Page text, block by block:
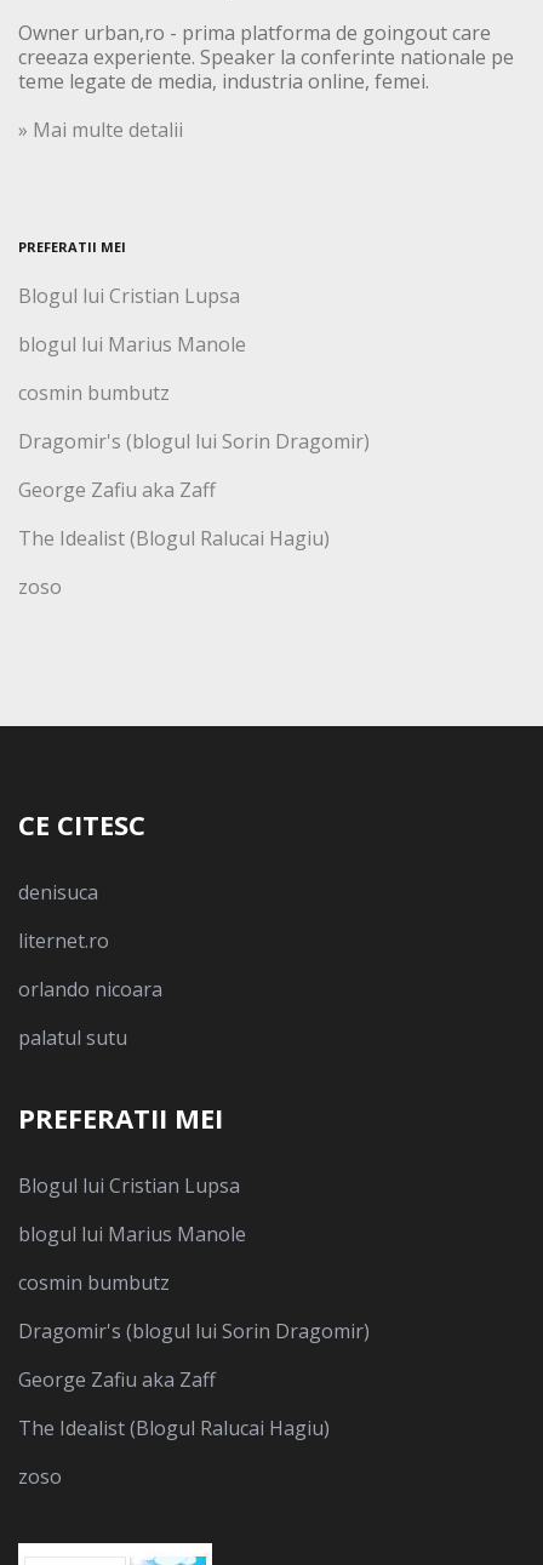
Owner urban,ro - prima platforma de goingout care
creeaza experiente. Speaker la conferinte nationale pe
teme legate de media, industria online, femei.
» Mai multe detalii
PREFERATII MEI
Blogul lui Cristian Lupsa
blogul lui Marius Manole
cosmin bumbutz
Dragomir's (blogul lui Sorin Dragomir)
George Zafiu aka Zaff
The Idealist (Blogul Ralucai Hagiu)
zoso
CE CITESC
denisuca
liternet.ro
orlando nicoara
palatul sutu
PREFERATII MEI
Blogul lui Cristian Lupsa
blogul lui Marius Manole
cosmin bumbutz
Dragomir's (blogul lui Sorin Dragomir)
George Zafiu aka Zaff
The Idealist (Blogul Ralucai Hagiu)
zoso